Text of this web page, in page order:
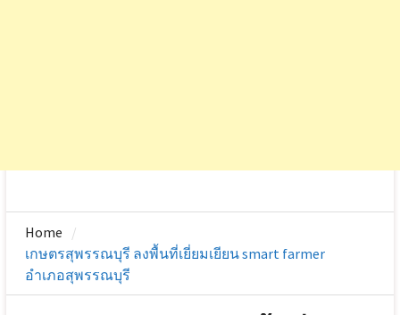
Home
เกษตรสุพรรณบุรี ลงพื้นที่เยี่ยมเยียน smart farmer
อำเภอสุพรรณบุรี